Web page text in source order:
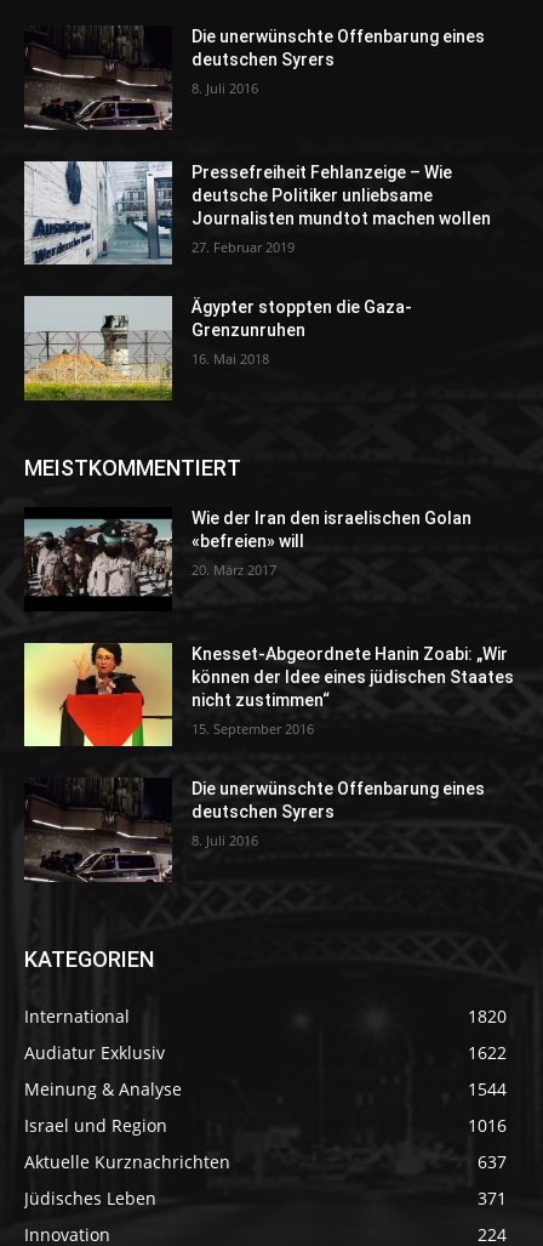
Die unerwünschte Offenbarung eines
deutschen Syrers
8. Juli 2016
Pressefreiheit Fehlanzeige – Wie
deutsche Politiker unliebsame
Journalisten mundtot machen wollen
27. Februar 2019
Ägypter stoppten die Gaza-
Grenzunruhen
16. Mai 2018
MEISTKOMMENTIERT
Wie der Iran den israelischen Golan
«befreien» will
20. März 2017
Knesset-Abgeordnete Hanin Zoabi: „Wir
können der Idee eines jüdischen Staates
nicht zustimmen“
15. September 2016
Die unerwünschte Offenbarung eines
deutschen Syrers
8. Juli 2016
KATEGORIEN
International
1820
Audiatur Exklusiv
1622
Meinung & Analyse
1544
Israel und Region
1016
Aktuelle Kurznachrichten
637
Jüdisches Leben
371
Innovation
224